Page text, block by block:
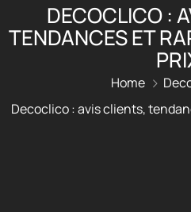
DECOCLICO :
TENDANCES ET
Home
Decoclico : avis clients,